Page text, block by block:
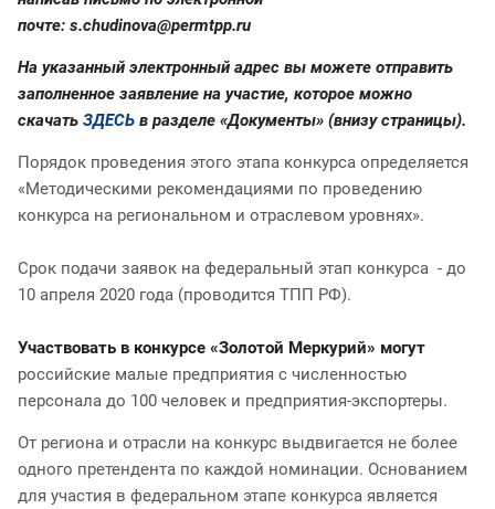
почте: s.chudinova@permtpp.ru
На указанный электронный адрес вы можете отправить
заполненное заявление на участие, которое можно
скачать ЗДЕСЬ в разделе «Документы» (внизу страницы).
Порядок проведения этого этапа конкурса определяется
«Методическими рекомендациями по проведению
конкурса на региональном и отраслевом уровнях».
Срок подачи заявок на федеральный этап конкурса - до
10 апреля 2020 года (проводится ТПП РФ).
Участвовать в конкурсе «Золотой Меркурий» могут
российские малые предприятия с численностью
персонала до 100 человек и предприятия-экспортеры.
От региона и отрасли на конкурс выдвигается не более
одного претендента по каждой номинации. Основанием
для участия в федеральном этапе конкурса является